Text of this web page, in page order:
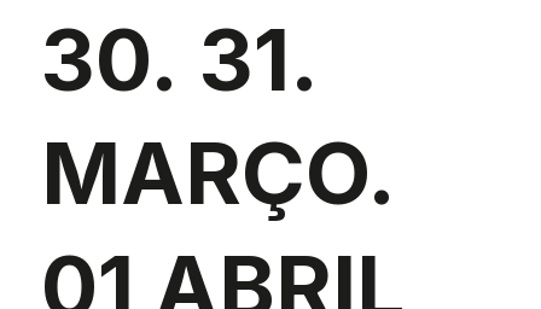
30. 31.
MARÇO.
01 ABRIL